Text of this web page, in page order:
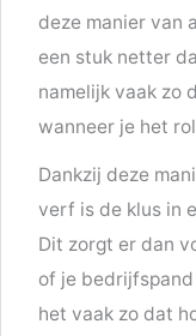
deze manier van
een stuk netter
namelijk vaak zo
wanneer je het
Dankzij deze
verf is de klus in
Dit zorgt er dan
of je
het vaak zo dat